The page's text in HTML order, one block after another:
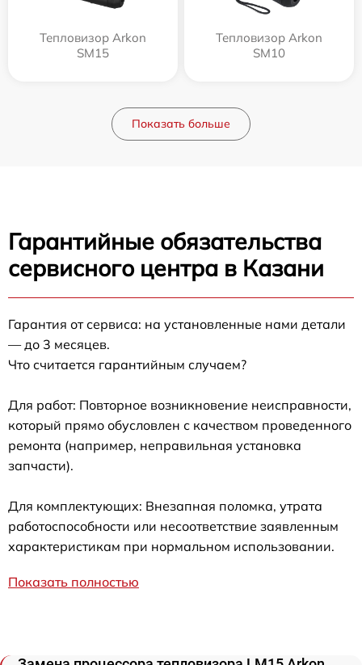
Тепловизор Arkon
SM15
Тепловизор Arkon
SM10
Показать больше
Гарантийные обязательства
сервисного центра в Казани
Гарантия от сервиса: на установленные нами детали
— до 3 месяцев.
Что считается гарантийным случаем?
Для работ: Повторное возникновение неисправности,
который прямо обусловлен с качеством проведенного
ремонта (например, неправильная установка
запчасти).
Для комплектующих: Внезапная поломка, утрата
работоспособности или несоответствие заявленным
характеристикам при нормальном использовании.
Показать полностью